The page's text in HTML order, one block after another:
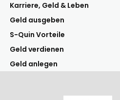
Karriere, Geld & Leben
Geld ausgeben
S-Quin Vorteile
Geld verdienen
Geld anlegen